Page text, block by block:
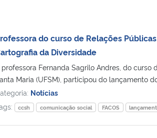
do curso de Relações
da Diversidade
professora Fernanda Sagrilo Andres, do
Maria (UFSM), participou do lançamento
Notícias
ccsh comunicação social FACOS